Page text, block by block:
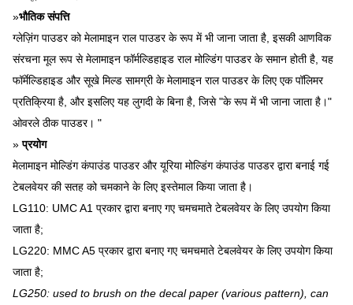
»भौतिक संपत्ति
ग्लेज़िंग पाउडर को मेलामाइन राल पाउडर के रूप में भी जाना जाता है, इसकी आणविक
संरचना मूल रूप से मेलामाइन फॉर्मल्डिहाइड राल मोल्डिंग पाउडर के समान होती है, यह
फॉर्मेल्डिहाइड और सूखे मिल्ड सामग्री के मेलामाइन राल पाउडर के लिए एक पॉलिमर
प्रतिक्रिया है, और इसलिए यह लुगदी के बिना है, जिसे "के रूप में भी जाना जाता है।"
ओवरले ठीक पाउडर। "
»प्रयोग
मेलामाइन मोल्डिंग कंपाउंड पाउडर और यूरिया मोल्डिंग कंपाउंड पाउडर द्वारा बनाई गई
टेबलवेयर की सतह को चमकाने के लिए इस्तेमाल किया जाता है।
LG110: UMC A1 प्रकार द्वारा बनाए गए चमचमाते टेबलवेयर के लिए उपयोग किया
जाता है;
LG220: MMC A5 प्रकार द्वारा बनाए गए चमचमाते टेबलवेयर के लिए उपयोग किया
जाता है;
LG250: used to brush on the decal paper (various pattern), can